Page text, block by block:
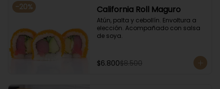
-20% California Roll Maguro
Atún, palta y cebollín. Envoltura a
elección. Acompañado con salsa
de soya.
$6.800$8.500